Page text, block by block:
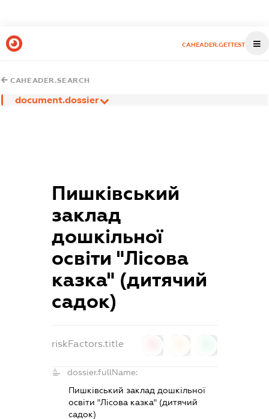
CAHEADER.GETTEST
CAHEADER.SEARCH
document.dossier
Пишківський
заклад
дошкільної
освіти "Лісова
казка" (дитячий
садок)
riskFactors.title
dossier.fullName:
Пишківський заклад дошкільної
освіти "Лісова казка" (дитячий
садок)